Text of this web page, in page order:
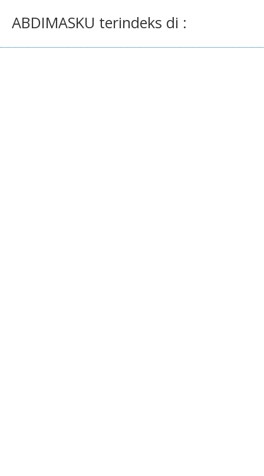
ABDIMASKU terindeks di :